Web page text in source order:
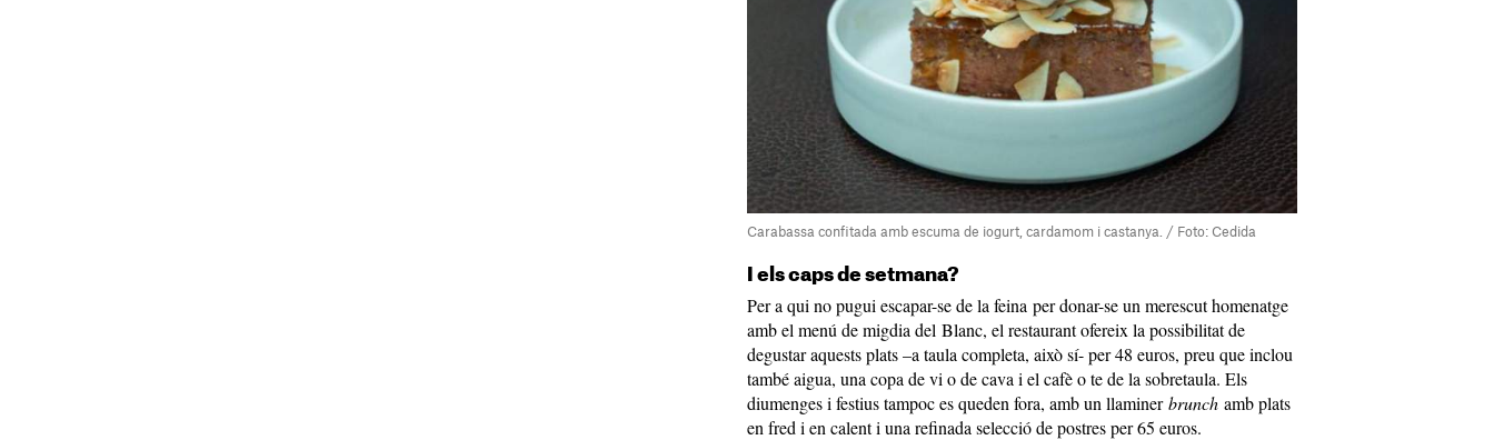
Carabassa confitada amb escuma de iogurt, cardamom i castanya. / Foto: Cedida
I els caps de setmana?
Per a qui no pugui escapar-se de la feina per donar-se un merescut homenatge
amb el menú de migdia del Blanc, el restaurant ofereix la possibilitat de
degustar aquests plats –a taula completa, això sí- per 48 euros, preu que inclou
també aigua, una copa de vi o de cava i el cafè o te de la sobretaula. Els
diumenges i festius tampoc es queden fora, amb un llaminerbrunch amb plats
en fred i en calent i una refinada selecció de postres per 65 euros.